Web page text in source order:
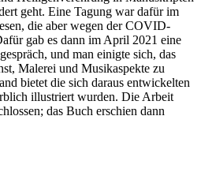
geht. Eine Tagung war dafür im
die aber wegen der COVID-
gab es dann im April 2021 eine
und man einigte sich, das
Malerei und Musikaspekte zu
bietet die sich daraus entwickelten
illustriert wurden. Die Arbeit
das Buch erschien dann